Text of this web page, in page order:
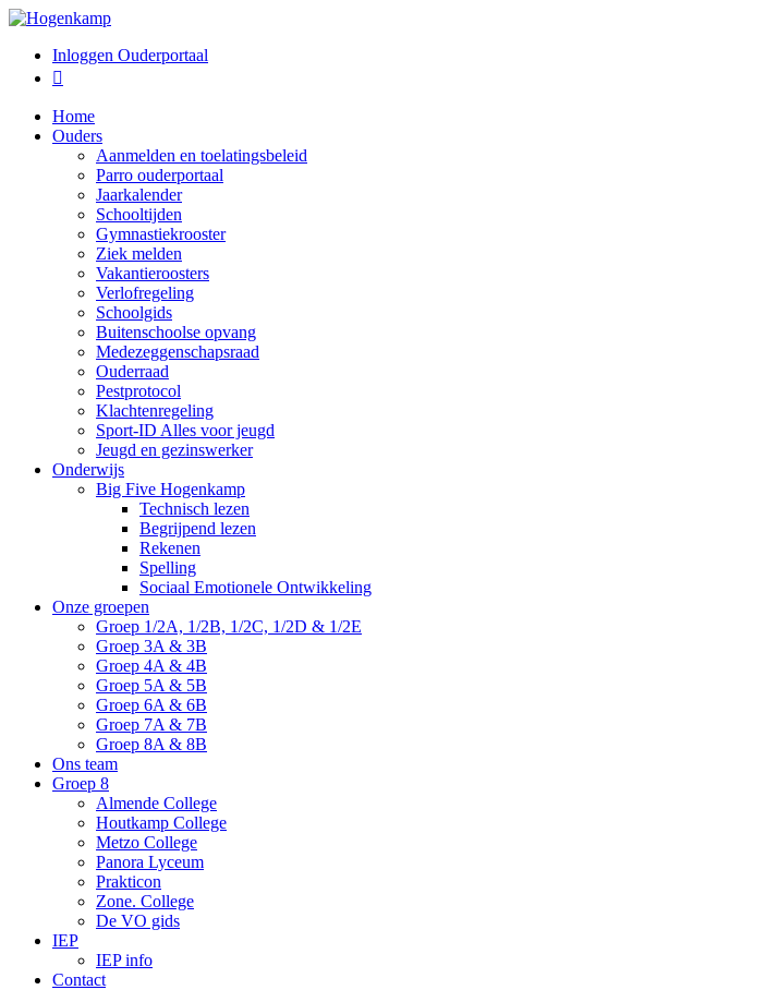
Inloggen Ouderportaal

Home
Ouders
Aanmelden en toelatingsbeleid
Parro ouderportaal
Jaarkalender
Schooltijden
Gymnastiekrooster
Ziek melden
Vakantieroosters
Verlofregeling
Schoolgids
Buitenschoolse opvang
Medezeggenschapsraad
Ouderraad
Pestprotocol
Klachtenregeling
Sport-ID Alles voor jeugd
Jeugd en gezinswerker
Onderwijs
Big Five Hogenkamp
Technisch lezen
Begrijpend lezen
Rekenen
Spelling
Sociaal Emotionele Ontwikkeling
Onze groepen
Groep 1/2A, 1/2B, 1/2C, 1/2D & 1/2E
Groep 3A & 3B
Groep 4A & 4B
Groep 5A & 5B
Groep 6A & 6B
Groep 7A & 7B
Groep 8A & 8B
Ons team
Groep 8
Almende College
Houtkamp College
Metzo College
Panora Lyceum
Prakticon
Zone. College
De VO gids
IEP
IEP info
Contact